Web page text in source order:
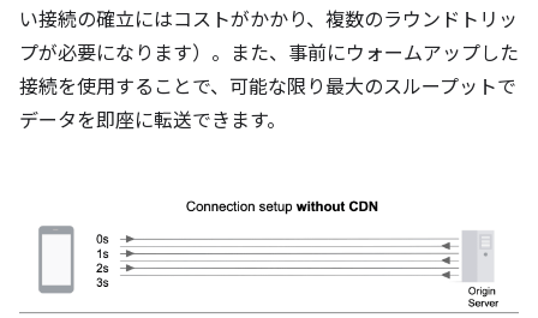
い接続の確立にはコストがかかり、複数のラウンドトリッ
プが必要になります）。また、事前にウォームアップした
接続を使用することで、可能な限り最大のスループットで
データを即座に転送できます。